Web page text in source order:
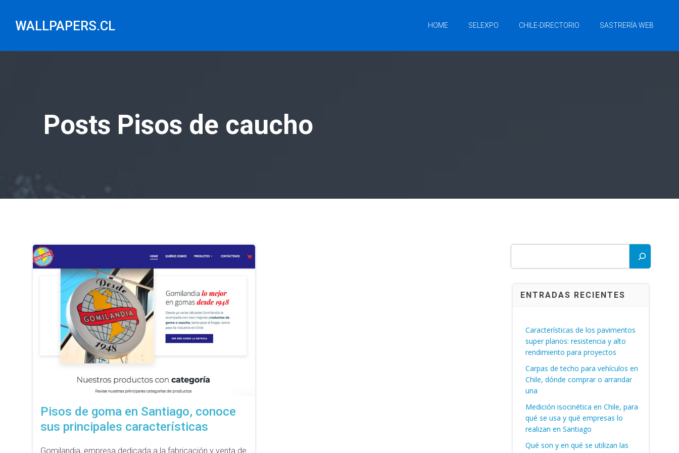
contenido
WALLPAPERS.CL HOME SELEXPO CHILE-DIRECTORIO SASTRERÍA WEB
Posts Pisos de caucho
Pisos de goma en Santiago, conoce
sus principales características
Gomilandia, empresa dedicada a la fabricación y venta de
ENTRADAS RECIENTES
Características de los pavimentos
super planos: resistencia y alto
rendimiento para proyectos
Carpas de techo para vehículos en
Chile, dónde comprar o arrandar
una
Medición isocinética en Chile, para
qué se usa y qué empresas lo
realizan en Santiago
Qué son y en qué se utilizan las